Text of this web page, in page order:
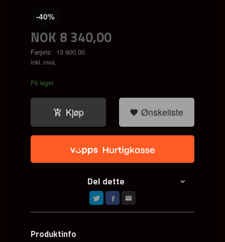
NOK 8 340,00
Førpris: 13 900,00
Rabatt
-40%
inkl. mva.
På lager
Kjøp Ønskeliste
Del dette
Produktinfo